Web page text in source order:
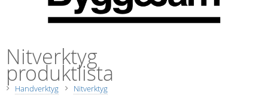
Nitverktyg
produktlista
Handverktyg Nitverktyg